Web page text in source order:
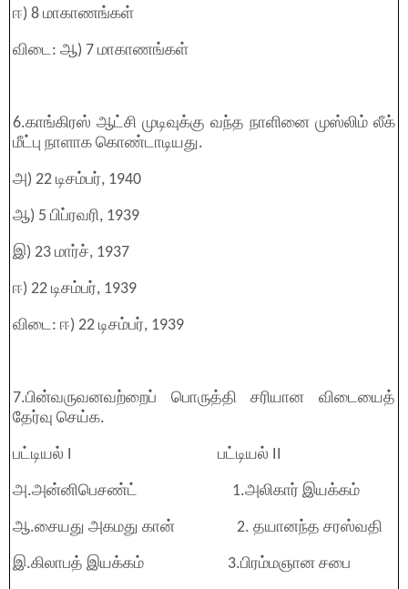
ஈ) 8 மாகாணங்கள்
விடை: ஆ) 7 மாகாணங்கள்
6.காங்கிரஸ் ஆட்சி முடிவுக்கு வந்த நாளினை முஸ்லிம் லீக்
மீட்பு நாளாக கொண்டாடியது.
அ) 22 டிசம்பர், 1940
ஆ) 5 பிப்ரவரி, 1939
இ) 23 மார்ச், 1937
ஈ) 22 டிசம்பர், 1939
விடை: ஈ) 22 டிசம்பர், 1939
7.பின்வருவனவற்றைப் பொருத்தி சரியான விடையைத்
தேர்வு செய்க.
பட்டியல் I பட்டியல் II
அ.அன்னிபெசண்ட் 1.அலிகார் இயக்கம்
ஆ.சையது அகமது கான் 2. தயானந்த சரஸ்வதி
இ.கிலாபத் இயக்கம் 3.பிரம்மஞான சபை